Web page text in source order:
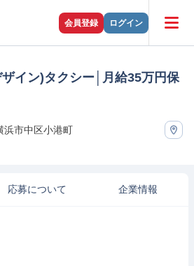
会員登録 ログイン
イン)タクシー│月給35万円保
浜市中区小港町
応募について 企業情報